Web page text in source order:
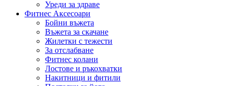
Уреди за здраве
Фитнес Аксесоари
Бойни въжета
Въжета за скачане
Жилетки с тежести
За отслабване
Фитнес колани
Лостове и ръкохватки
Накитници и фитили